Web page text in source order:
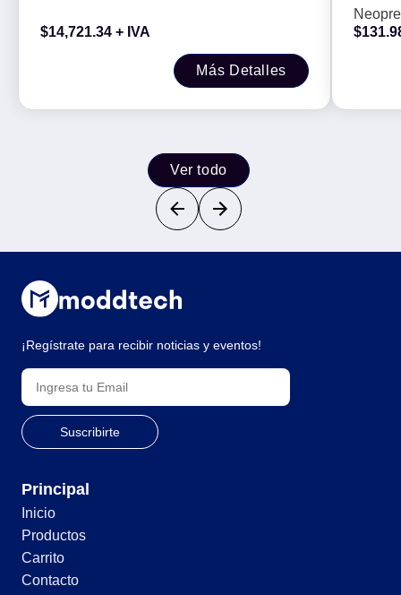
$14,721.34 + IVA
Más Detalles
$
Ver todo
¡Regístrate para recibir noticias y eventos!
Principal
Inicio
Productos
Carrito
Contacto